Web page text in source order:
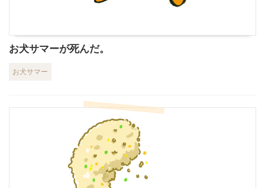
お犬サマーが死んだ。
お犬サマー